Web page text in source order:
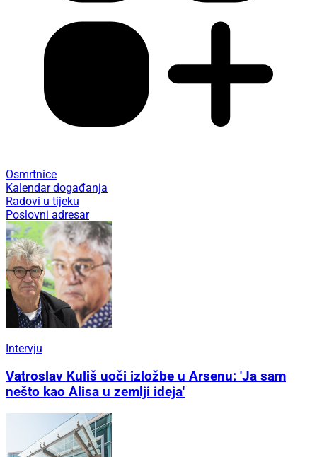
Osmrtnice
Kalendar događanja
Radovi u tijeku
Poslovni adresar
Intervju
Vatroslav Kuliš uoči izložbe u Arsenu: 'Ja sam
nešto kao Alisa u zemlji ideja'